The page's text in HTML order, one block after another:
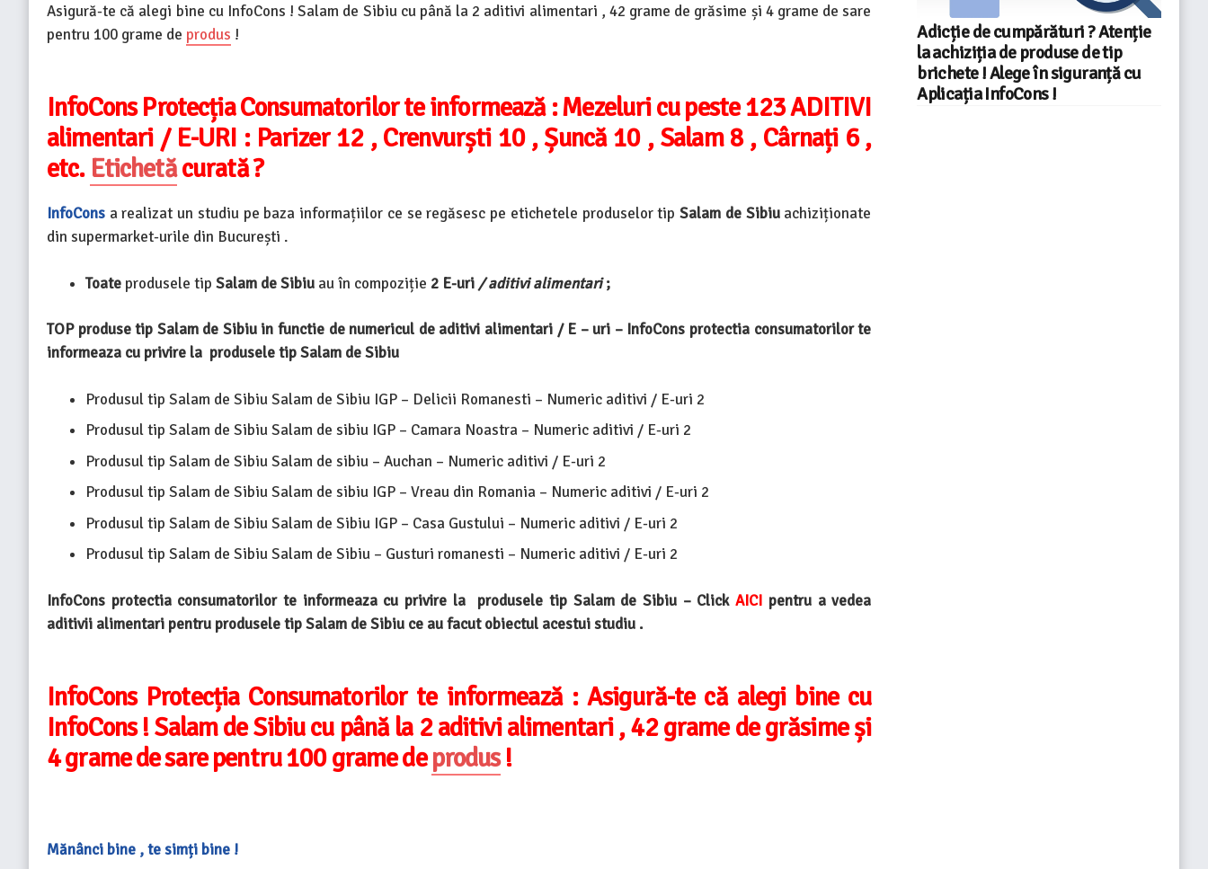
Asigură-te că alegi bine cu InfoCons ! Salam de Sibiu cu până la 2 aditivi alimentari , 42 grame de grăsime și 4 grame de sare
pentru 100 grame de produs !
InfoCons Protecția Consumatorilor te informează :Mezeluri cu peste 123 ADITIVI
alimentari / E-URI : Parizer 12 , Crenvurști 10 , Șuncă 10 , Salam 8 , Cârnați 6 ,
etc. Etichetăcurată ?
InfoCons a realizat un studiu pe baza informațiilor ce se regăsesc pe etichetele produselor tipSalam de Sibiu achiziționate
din supermarket-urile din București .
Toate produsele tip Salam de Sibiu au în compoziție 2 E-uri / aditivi alimentari ;
TOP produse tip Salam de Sibiu in functie de numericul de aditivi alimentari / E – uri – InfoCons protectia consumatorilor te
informeaza cu privire la produsele tip Salam de Sibiu
Produsul tip Salam de Sibiu Salam de Sibiu IGP – Delicii Romanesti – Numeric aditivi / E-uri 2
Produsul tip Salam de Sibiu Salam de sibiu IGP – Camara Noastra – Numeric aditivi / E-uri 2
Produsul tip Salam de Sibiu Salam de sibiu – Auchan – Numeric aditivi / E-uri 2
Produsul tip Salam de Sibiu Salam de sibiu IGP – Vreau din Romania – Numeric aditivi / E-uri 2
Produsul tip Salam de Sibiu Salam de Sibiu IGP – Casa Gustului – Numeric aditivi / E-uri 2
Produsul tip Salam de Sibiu Salam de Sibiu – Gusturi romanesti – Numeric aditivi / E-uri 2
InfoCons protectia consumatorilor te informeaza cu privire la produsele tip Salam de Sibiu – Click AICI pentru a vedea
aditivii alimentari pentru produsele tip Salam de Sibiu ce au facut obiectul acestui studiu .
InfoCons Protecția Consumatorilor te informează :Asigură-te că alegi bine cu
InfoCons ! Salam de Sibiu cu până la 2 aditivi alimentari , 42 grame de grăsime și
4 grame de sare pentru 100 grame deprodus!
Mănânci bine , te simți bine !
Adicție de cumpărături ? Atenție
la achiziția de produse de tip
brichete ! Alege în siguranță cu
Aplicația InfoCons !